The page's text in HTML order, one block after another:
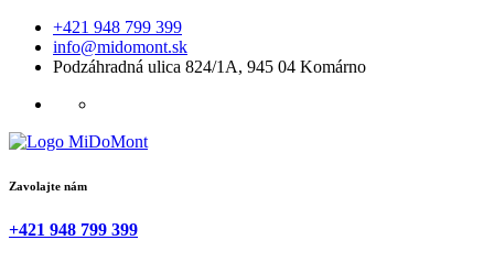
+421 948 799 399
info@midomont.sk
Podzáhradná ulica 824/1A, 945 04 Komárno
Zavolajte nám
+421 948 799 399